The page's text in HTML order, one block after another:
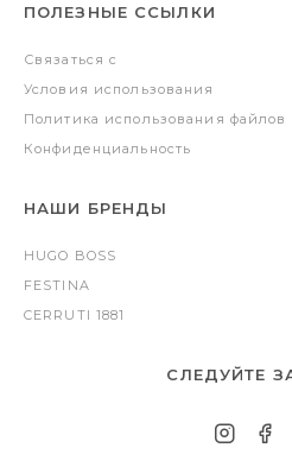
ПОЛЕЗНЫЕ ССЫЛКИ
Связаться с
Условия использования
Политика использования файлов
Конфиденциальность
НАШИ БРЕНДЫ
HUGO BOSS
FESTINA
CERRUTI 1881
СЛЕДУЙТЕ